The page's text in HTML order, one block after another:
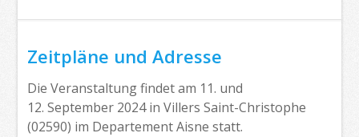
Zeitpläne und Adresse
Die Veranstaltung findet am 11. und
12. September 2024 in Villers Saint-Christophe
(02590) im Departement Aisne statt.